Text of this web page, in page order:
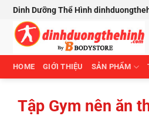
Dinh Dưỡng Thể Hình
HOME GIỚI THIỆU SẢN PHẨM
Tập Gym nên ăn